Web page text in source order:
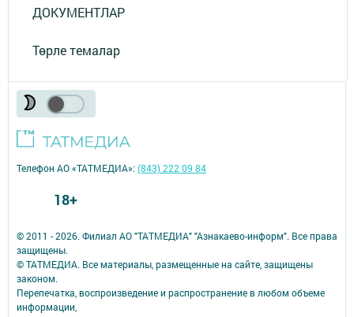
ДОКУМЕНТЛАР
Төрле темалар
© 2011 - 2026. Филиал АО "ТАТМЕДИА" "Азнакаево-информ". Все права
защищены.
© ТАТМЕДИА. Все материалы, размещенные на сайте, защищены
законом.
Перепечатка, воспроизведение и распространение в любом объеме
информации,
Телефон АО «ТАТМЕДИА»:(843) 222 09 84
18+